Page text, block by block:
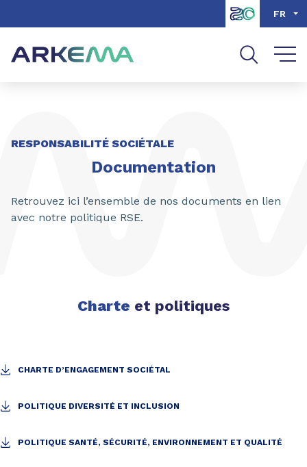
Aller à la recherche
FR
RESPONSABILITÉ SOCIÉTALE
Documentation
Retrouvez ici l’ensemble de nos documents en lien
avec notre politique RSE.
Charte et politiques
CHARTE D’ENGAGEMENT SOCIÉTAL
POLITIQUE DIVERSITÉ ET INCLUSION
POLITIQUE SANTÉ, SÉCURITÉ, ENVIRONNEMENT ET QUALITÉ